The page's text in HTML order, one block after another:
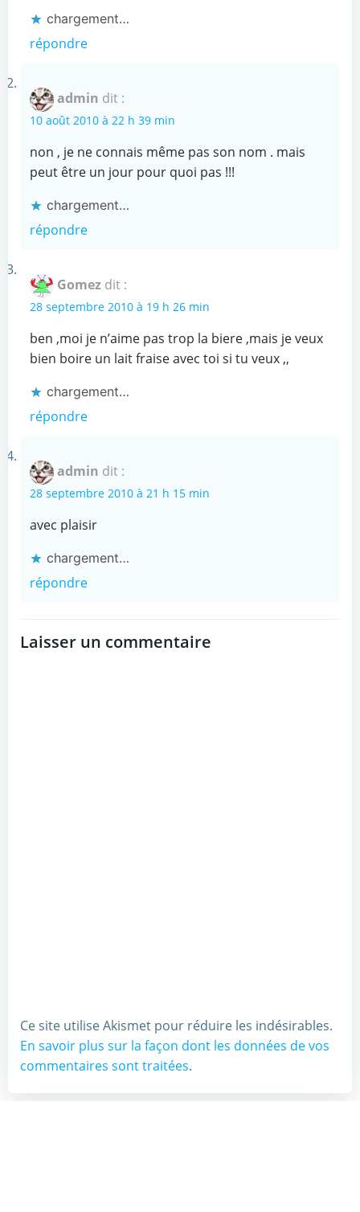
chargement…
répondre
admin dit :
10 août 2010 à 22 h 39 min
non , je ne connais même pas son nom . mais
peut être un jour pour quoi pas !!!
chargement…
répondre
Gomez dit :
28 septembre 2010 à 19 h 26 min
ben ,moi je n’aime pas trop la biere ,mais je veux
bien boire un lait fraise avec toi si tu veux ,,
chargement…
répondre
admin dit :
28 septembre 2010 à 21 h 15 min
avec plaisir
chargement…
répondre
Laisser un commentaire
Ce site utilise Akismet pour réduire les indésirables.
En savoir plus sur la façon dont les données de vos
commentaires sont traitées.